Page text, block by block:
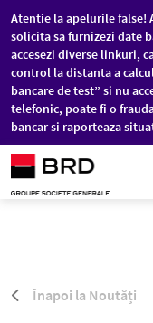
Sari la conținutul principal
Atentie la apelurile false!
solicita sa furnizezi date
accesezi diverse linkuri,
control la distanta a
bancare de test” si nu
telefonic, poate fi o
bancar si raporteaza
Înapoi la Noutăți